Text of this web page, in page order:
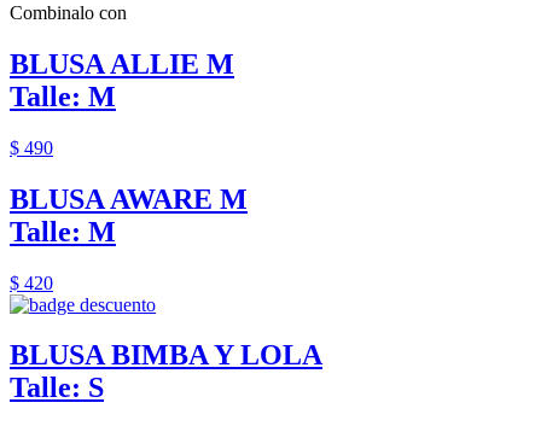
Combinalo con
BLUSA ALLIE M
Talle: M
$ 490
BLUSA AWARE M
Talle: M
$ 420
BLUSA BIMBA Y LOLA
Talle: S